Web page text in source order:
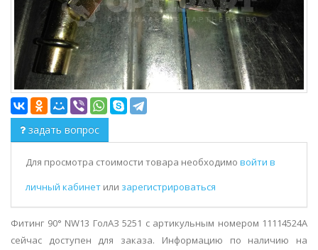
задать вопрос
Для просмотра стоимости товара необходимо войти в
личный кабинет или зарегистрироваться
Фитинг 90° NW13 ГолАЗ 5251 с артикульным номером 11114524A
сейчас доступен для заказа. Информацию по наличию на